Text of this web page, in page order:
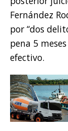
Fernández
por “dos
pena 5
efectivo.